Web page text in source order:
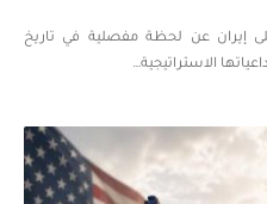
إيران عن لحظة مفصلية في تاريخ
الاستراتيجية…